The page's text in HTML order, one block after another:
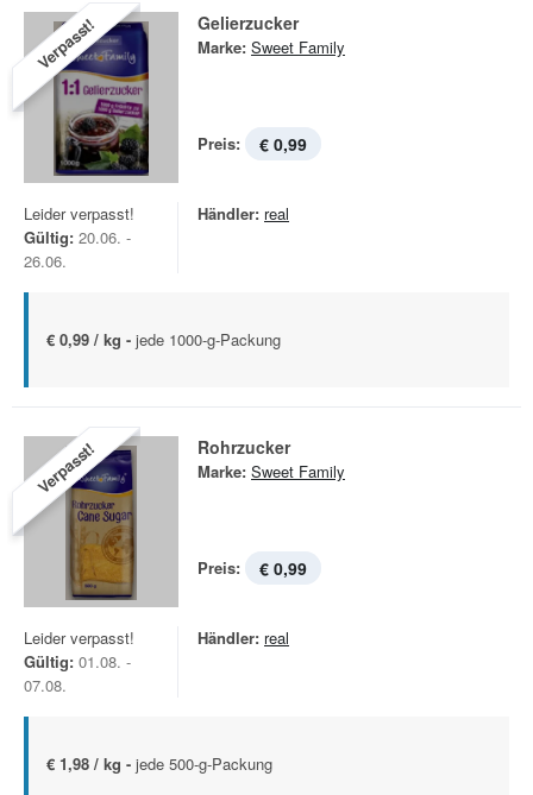
Verpasst! Gelierzucker
Marke: Sweet Family
Preis: € 0,99
Leider verpasst!
Gültig: 20.06. -
26.06.
Händler: real
€ 0,99 / kg - jede 1000-g-Packung
Verpasst! Rohrzucker
Marke: Sweet Family
Preis: € 0,99
Leider verpasst!
Gültig: 01.08. -
07.08.
Händler: real
€ 1,98 / kg - jede 500-g-Packung